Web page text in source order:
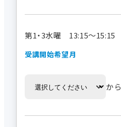
第1・3水曜 13:15～15:15
受講開始希望月
から